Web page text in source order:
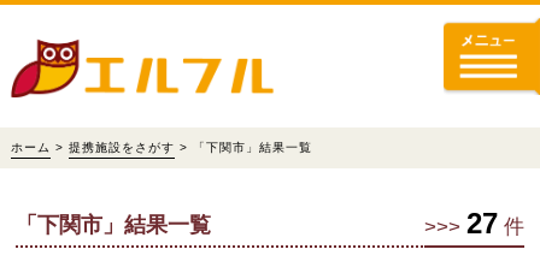
ホーム > 提携施設をさがす > 「下関市」結果一覧
>>> 27 件
「下関市」結果一覧